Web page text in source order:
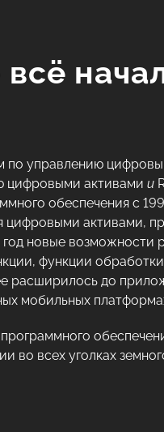
всё
управлению
цифровыми активами и
обеспечения с
активами,
новые возможности
функции
расширилось до
мобильных
во всех уголках